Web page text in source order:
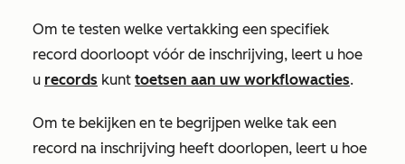
Om te testen welke vertakking een specifiek
record doorloopt vóór de inschrijving, leert u hoe
u records kunt toetsen aan uw workflowacties.
Om te bekijken en te begrijpen welke tak een
record na inschrijving heeft doorlopen, leert u hoe